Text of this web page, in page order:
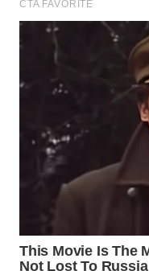
WN
BINTAN
WN
MANDALIKA
WN
LIKUPANG
WN
WN
BORNEO